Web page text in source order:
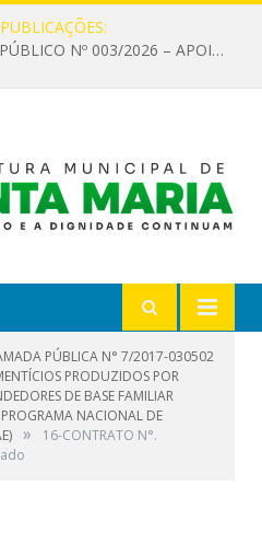
EDITAL DE CHAMAMENTO PÚBLICO Nº 003/2026 – APOIO À INFRAESTRUTURA CULTURAL
PÚBLICA N° 7/2017-030502
PRODUZIDOS POR
DE BASE FAMILIAR
NACIONAL DE
»
16-CONTRATO N°.